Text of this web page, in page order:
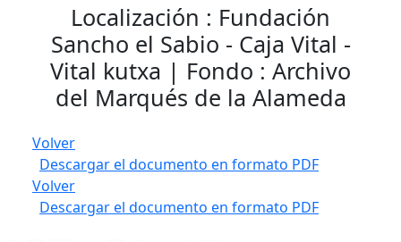
Localización : Fundación
Sancho el Sabio - Caja Vital -
Vital kutxa | Fondo : Archivo
del Marqués de la Alameda
Volver
Descargar el documento en formato PDF
Volver
Descargar el documento en formato PDF